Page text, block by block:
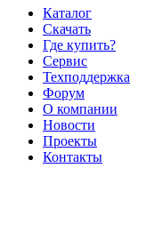
Каталог
Скачать
Где купить?
Сервис
Техподдержка
Форум
О компании
Новости
Проекты
Контакты